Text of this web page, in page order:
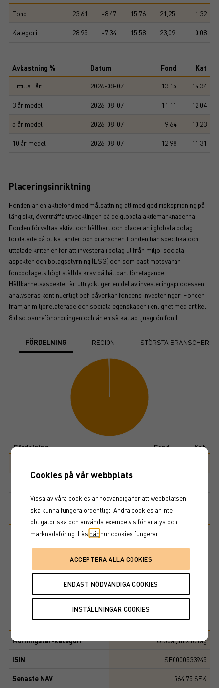
Fond
23,61 -8,47 15,76 21,25 1,32
Kategori 28,95 -7,34 15,58 23,09 0,08
Avkastning % Datum Fond
Kat
Hittills i år
2026-08-07 13,15 14,34
3 år medel 2026-08-07 11,11 12,04
5 år medel 2026-08-07 9,64 10,23
10 år medel 2026-08-07 12,98 11,31
Placeringsinriktning
Fonden är en aktiefond med målsättning att med god riskspridning på
lång sikt, överträffa utvecklingen på de globala aktiemarknaderna.
Fonden förvaltas aktivt och hållbart och placerar i globala bolag
fördelade på olika länder och branscher. Fonden har specifika och
uttalade kriterier för att investera i bolag utifrån miljö, sociala
aspekter och bolagsstyrning (ESG) och som bäst motsvarar
fondbolagets högt ställda krav på hållbart företagande.
Hållbarhetsaspekter är uttryckligen en del av investeringsprocessen,
analyseras kontinuerligt och påverkar fondens investeringar. Fonden
främjar miljörelaterade och sociala egenskaper i enlighet med artikel
8 disclosureförordningen och är en så kallad ljusgrön fond.
FÖRDELNING REGION STÖRSTA BRANSCHER
View as data table, Chart
End of interactive chart.
Fördelning Fond
Kat
Riskinformation
Historisk avkastning är ingen garanti för framtida avkastning. De
det är inte säkert att du får tillbaka hela det insatta kapitalet. Ta del
av fondens faktablad och informationsbroschyr innan köp av
Basfakta
Morningstar-kategori Global, mix bolag
ISIN SE0000533945
Senaste NAV 564,75 SEK
Cookies på vår webbplats
Vissa av våra cookies är nödvändiga för att webbplatsen
ska kunna fungera ordentligt. Andra cookies är inte
obligatoriska och används exempelvis för analys och
marknadsföring. Läs härhur cookies fungerar.